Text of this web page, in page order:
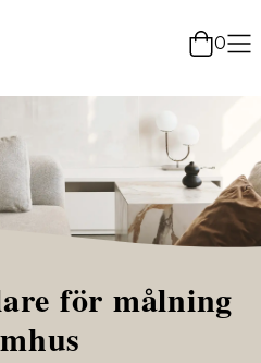
0
för målning